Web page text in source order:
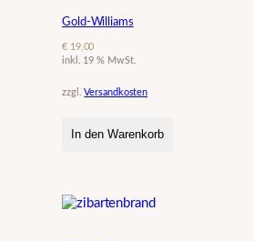
Gold-Williams
€19,00
inkl. 19 % MwSt.
zzgl.Versandkosten
In den Warenkorb